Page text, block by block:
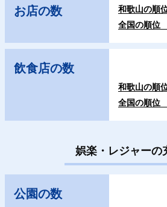
お店の数
和歌山の順
全国の順位
飲食店の数
和歌山の順
全国の順位
娯楽・レジャーの
公園の数